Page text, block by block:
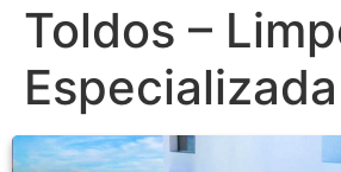
Toldos –
Especializada